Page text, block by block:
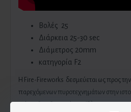
Βολές 25
Διάρκεια 25-30 sec
Διάμετρος 20mm
κατηγορία F2
H Fire-Fireworks δεσμεύεται ως προς την
παρεχόμενων πυροτεχνημάτων στην